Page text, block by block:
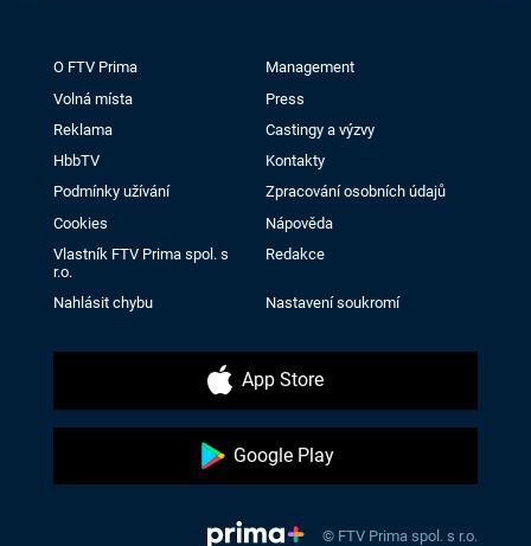
O FTV Prima
Management
Volná místa
Press
Reklama
Castingy a výzvy
HbbTV
Kontakty
Podmínky užívání
Zpracování osobních údajů
Cookies
Nápověda
Vlastník FTV Prima spol. s
r.o.
Redakce
Nahlásit chybu Nastavení soukromí
App Store
Google Play
© FTV Prima spol. s r.o.